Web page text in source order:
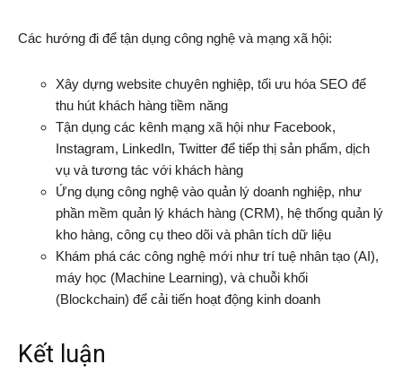
Các hướng đi để tận dụng công nghệ và mạng xã hội:
Xây dựng website chuyên nghiệp, tối ưu hóa SEO để
thu hút khách hàng tiềm năng
Tận dụng các kênh mạng xã hội như Facebook,
Instagram, LinkedIn, Twitter để tiếp thị sản phẩm, dịch
vụ và tương tác với khách hàng
Ứng dụng công nghệ vào quản lý doanh nghiệp, như
phần mềm quản lý khách hàng (CRM), hệ thống quản lý
kho hàng, công cụ theo dõi và phân tích dữ liệu
Khám phá các công nghệ mới như trí tuệ nhân tạo (AI),
máy học (Machine Learning), và chuỗi khối
(Blockchain) để cải tiến hoạt động kinh doanh
Kết luận